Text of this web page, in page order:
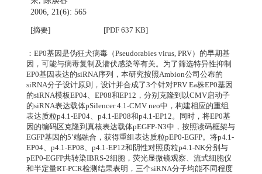
2006, 21(6): 565
[摘要] [PDF 637 KB]
：EP0基因是伪狂犬病毒（Pseudorabies virus, PRV）的早期基
因，可能与病毒复制及潜伏感染等有关。为了筛选特异性抑制
EP0基因表达的siRNA序列，本研究按照Ambion公司公布的
siRNA分子设计原则，设计并合成了3个针对PRV Ea株EP0基因
的siRNA模板EP04、EP08和EP12，分别克隆到以CMV启动子
的siRNA表达载体pSilencer 4.1-CMV neo中，构建相应的重组
表达质粒p4.1-EP04、p4.1-EP08和p4.1-EP12。同时，将EP0基
因的编码区克隆到真核表达载体pEGFP-N3中，按照读码框架与
EGFP基因的5’端融合，获得重组表达质粒pEP0-EGFP。将p4.1-
EP04、p4.1-EP08、p4.1-EP12和阴性对照质粒p4.1-NK分别与
pEP0-EGFP共转染IBRS-2细胞，荧光显微镜观察、流式细胞仪
和半定量RT-PCR检测结果表明，三个siRNA分子均能不同程度